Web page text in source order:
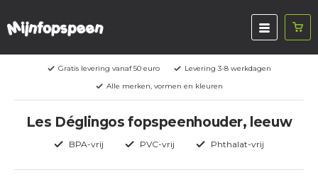
Gratis levering vanaf 50 euro
Levering 3-8 werkdagen
Alle merken, vormen en kleuren
Les Déglingos fopspeenhouder, leeuw
BPA-vrij PVC-vrij Phthalat-vrij